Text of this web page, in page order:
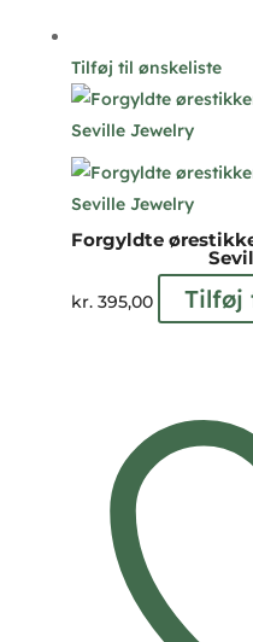
Tilføj til ønskeliste
Forgyldte
kr.395,00 Tilføj